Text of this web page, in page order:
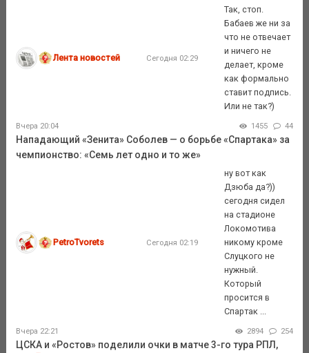
Лента новостей Сегодня 02:29
Так, стоп.
Бабаев же ни за
что не отвечает
и ничего не
делает, кроме
как формально
ставит подпись.
Или не так?)
Вчера 20:04 1455 44
Нападающий «Зенита» Соболев — о борьбе «Спартака» за
чемпионство: «Семь лет одно и то же»
PetroTvorets Сегодня 02:19
ну вот как
Дзюба да?))
сегодня сидел
на стадионе
Локомотива
никому кроме
Слуцкого не
нужный.
Который
просится в
Спартак ...
Вчера 22:21 2894 254
ЦСКА и «Ростов» поделили очки в матче 3-го тура РПЛ,